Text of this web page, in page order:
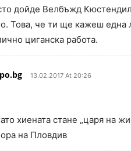
дойде Велбъжд
Това, че ти ще кажеш една
циганска работа.
13.02.2017 At 20:26
хиената стане „царя на
на Пловдив